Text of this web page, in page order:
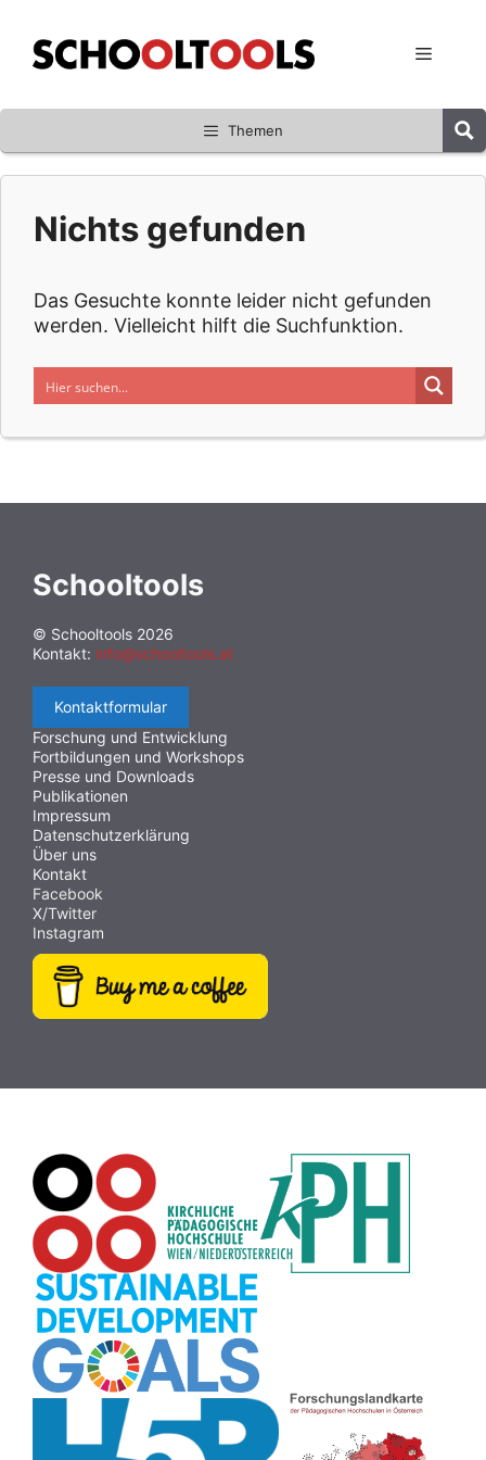
Inhalt
springen
Menü
Themen
Nichts gefunden
Das Gesuchte konnte leider nicht gefunden
werden. Vielleicht hilft die Suchfunktion.
Schooltools
© Schooltools 2026
Kontakt: info@schooltools.at
Kontaktformular
Forschung und Entwicklung
Fortbildungen und Workshops
Presse und Downloads
Publikationen
Impressum
Datenschutzerklärung
Über uns
Kontakt
Facebook
X/Twitter
Instagram